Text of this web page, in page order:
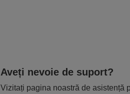
Aveți nevoie de suport?
Vizitați pagina noastră de asistență